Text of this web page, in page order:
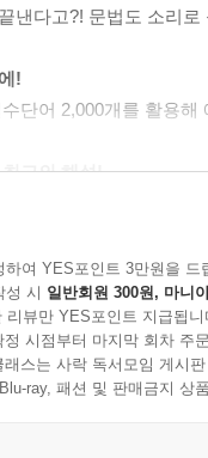
낸다고?! 문법도 소리
!
단어 2,000개를 활용
고의 해설!
된 《일본어 문법 무작
체계적으로 재정비하
여 YES포인트 3만원을 드
성 시 일반회원 300원, 마니
뷰만 YES포인트 지급됩니
시점부터 마지막 회차 주
스는 사락 독서모임 게시
ray, 패션 및 판매금지 상